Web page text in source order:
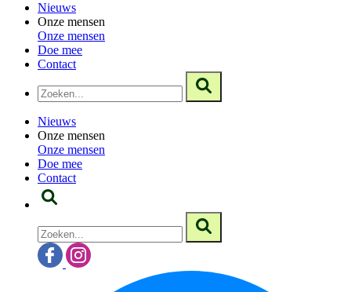
Nieuws
Onze mensen
Onze mensen
Doe mee
Contact
Nieuws
Onze mensen
Onze mensen
Doe mee
Contact